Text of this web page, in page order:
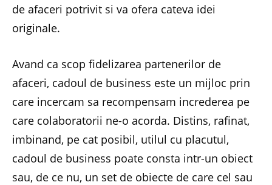
de afaceri potrivit si va ofera cateva idei
originale.
Avand ca scop fidelizarea partenerilor de
afaceri, cadoul de business este un mijloc prin
care incercam sa recompensam increderea pe
care colaboratorii ne-o acorda. Distins, rafinat,
imbinand, pe cat posibil, utilul cu placutul,
cadoul de business poate consta intr-un obiect
sau, de ce nu, un set de obiecte de care cel sau